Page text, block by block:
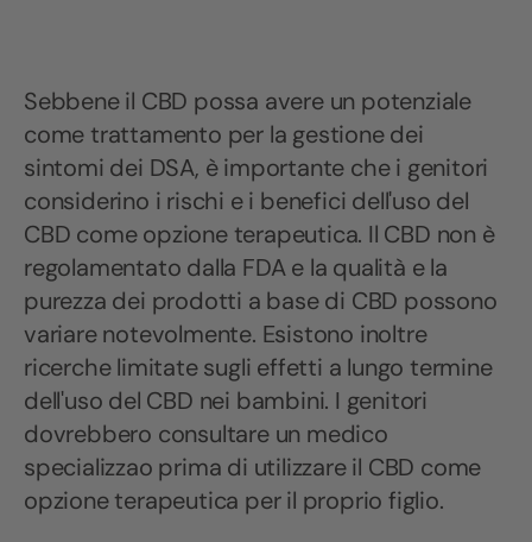
Sebbene il CBD possa avere un potenziale
come trattamento per la gestione dei
sintomi dei DSA, è importante che i genitori
considerino i rischi e i benefici dell'uso del
CBD come opzione terapeutica. Il CBD non è
regolamentato dalla FDA e la qualità e la
purezza dei prodotti a base di CBD possono
variare notevolmente. Esistono inoltre
ricerche limitate sugli effetti a lungo termine
dell'uso del CBD nei bambini. I genitori
dovrebbero consultare un medico
specializzao prima di utilizzare il CBD come
opzione terapeutica per il proprio figlio.